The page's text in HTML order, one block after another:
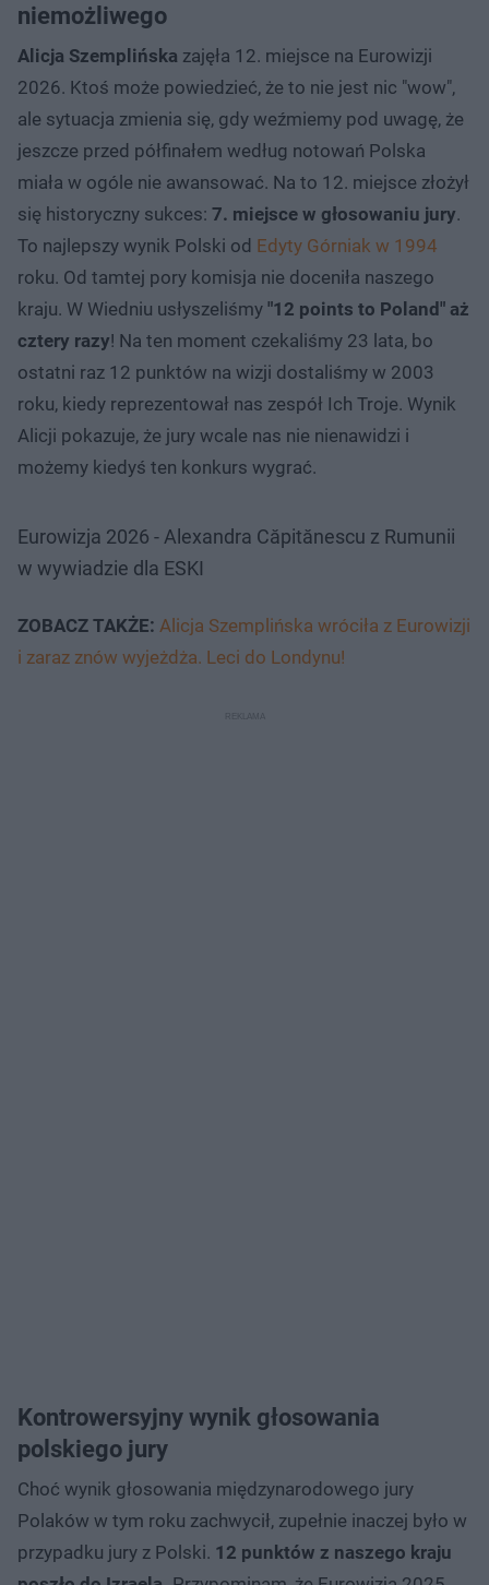
niemożliwego
Alicja Szemplińska zajęła 12. miejsce na Eurowizji
2026. Ktoś może powiedzieć, że to nie jest nic "wow",
ale sytuacja zmienia się, gdy weźmiemy pod uwagę, że
jeszcze przed półfinałem według notowań Polska
miała w ogóle nie awansować. Na to 12. miejsce złożył
się historyczny sukces: 7. miejsce w głosowaniu jury.
To najlepszy wynik Polski od Edyty Górniak w 1994
roku. Od tamtej pory komisja nie doceniła naszego
kraju. W Wiedniu usłyszeliśmy "12 points to Poland" aż
cztery razy! Na ten moment czekaliśmy 23 lata, bo
ostatni raz 12 punktów na wizji dostaliśmy w 2003
roku, kiedy reprezentował nas zespół Ich Troje. Wynik
Alicji pokazuje, że jury wcale nas nie nienawidzi i
możemy kiedyś ten konkurs wygrać.
Eurowizja 2026 - Alexandra Căpitănescu z Rumunii
w wywiadzie dla ESKI
ZOBACZ TAKŻE: Alicja Szemplińska wróciła z Eurowizji
i zaraz znów wyjeżdża. Leci do Londynu!
Kontrowersyjny wynik głosowania
polskiego jury
Choć wynik głosowania międzynarodowego jury
Polaków w tym roku zachwycił, zupełnie inaczej było w
przypadku jury z Polski. 12 punktów z naszego kraju